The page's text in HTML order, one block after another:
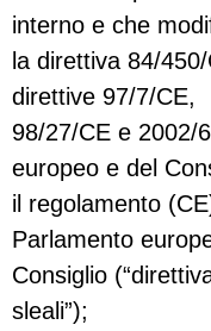
interno e che
la direttiva 84/
direttive 97/7/CE,
98/27/CE e 2002/
europeo e del
il regolamento
Parlamento
Consiglio
sleali”);